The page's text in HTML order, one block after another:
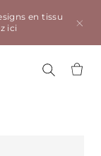
en tissu
ici